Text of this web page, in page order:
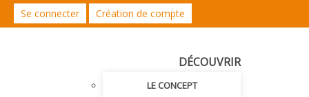
Se connecter Création de compte
DÉCOUVRIR
LE CONCEPT